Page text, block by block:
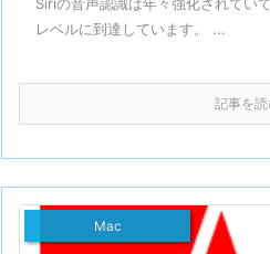
レベルに到達しています。 ...
記事を読
Mac